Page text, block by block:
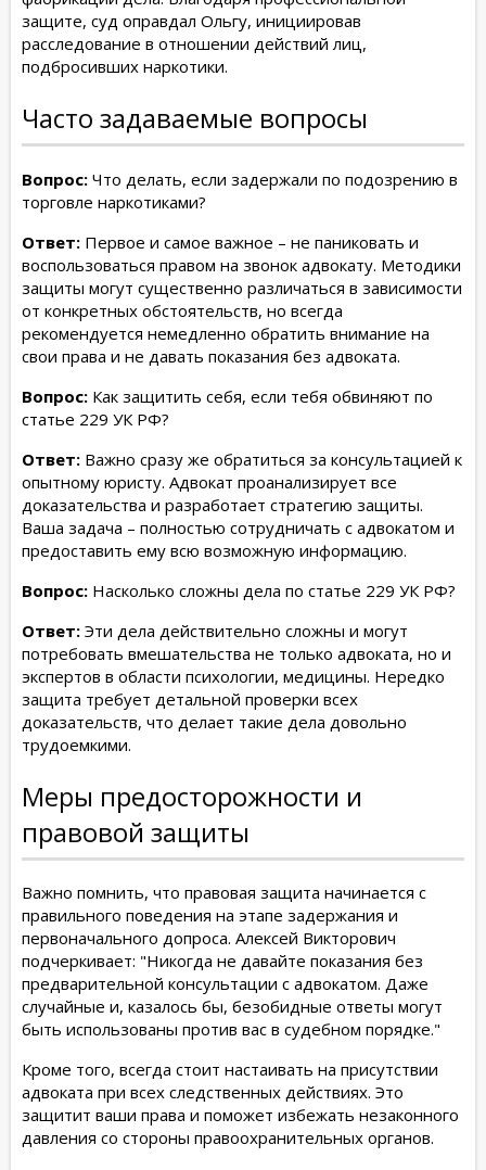
защите, суд оправдал Ольгу, инициировав
расследование в отношении действий лиц,
подбросивших наркотики.
Часто задаваемые вопросы
Вопрос: Что делать, если задержали по подозрению в
торговле наркотиками?
Ответ: Первое и самое важное – не паниковать и
воспользоваться правом на звонок адвокату. Методики
защиты могут существенно различаться в зависимости
от конкретных обстоятельств, но всегда
рекомендуется немедленно обратить внимание на
свои права и не давать показания без адвоката.
Вопрос: Как защитить себя, если тебя обвиняют по
статье 229 УК РФ?
Ответ: Важно сразу же обратиться за консультацией к
опытному юристу. Адвокат проанализирует все
доказательства и разработает стратегию защиты.
Ваша задача – полностью сотрудничать с адвокатом и
предоставить ему всю возможную информацию.
Вопрос: Насколько сложны дела по статье 229 УК РФ?
Ответ: Эти дела действительно сложны и могут
потребовать вмешательства не только адвоката, но и
экспертов в области психологии, медицины. Нередко
защита требует детальной проверки всех
доказательств, что делает такие дела довольно
трудоемкими.
Меры предосторожности и
правовой защиты
Важно помнить, что правовая защита начинается с
правильного поведения на этапе задержания и
первоначального допроса. Алексей Викторович
подчеркивает: "Никогда не давайте показания без
предварительной консультации с адвокатом. Даже
случайные и, казалось бы, безобидные ответы могут
быть использованы против вас в судебном порядке."
Кроме того, всегда стоит настаивать на присутствии
адвоката при всех следственных действиях. Это
защитит ваши права и поможет избежать незаконного
давления со стороны правоохранительных органов.